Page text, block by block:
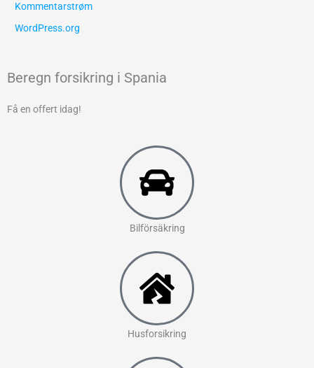
Kommentarstrøm
WordPress.org
Beregn forsikring i Spania
Få en offert idag!
Bilförsäkring
Husforsikring